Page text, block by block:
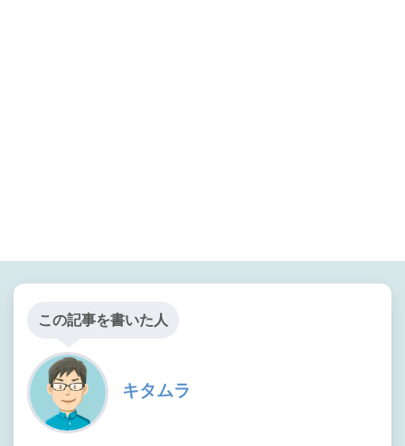
この記事を書いた人
キタムラ